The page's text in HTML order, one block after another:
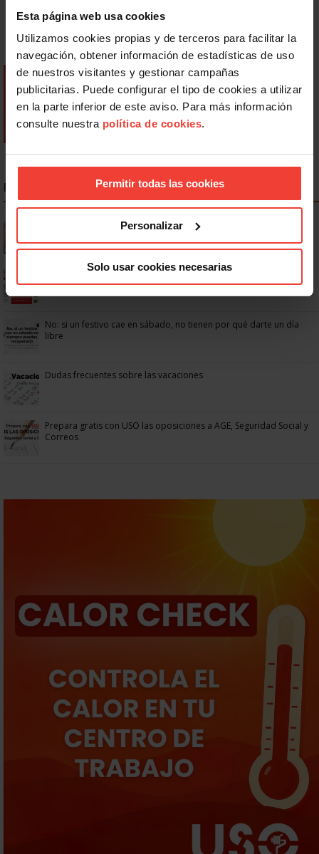
Esta página web usa cookies
Utilizamos cookies propias y de terceros para facilitar la
navegación, obtener información de estadísticas de uso
de nuestros visitantes y gestionar campañas
publicitarias. Puede configurar el tipo de cookies a utilizar
en la parte inferior de este aviso. Para más información
consulte nuestra política de cookies.
Permitir todas las cookies
Personalizar
Solo usar cookies necesarias
NOTICIAS MÁS LEÍDAS
Se actualizan las patologías para acceder a la jubilación
Ya os podéis descargar la app de USO
No: si un festivo cae en sábado, no tienen por qué darte un día
libre
Dudas frecuentes sobre las vacaciones
Prepara gratis con USO las oposiciones a AGE, Seguridad Social y
Correos